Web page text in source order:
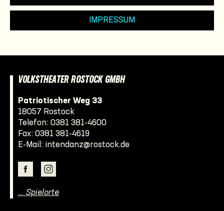
IMPRESSUM
VOLKSTHEATER ROSTOCK GMBH
Patriotischer Weg 33
18057 Rostock
Telefon: 0381 381-4600
Fax: 0381 381-4619
E-Mail: intendanz@rostock.de
… Spielorte